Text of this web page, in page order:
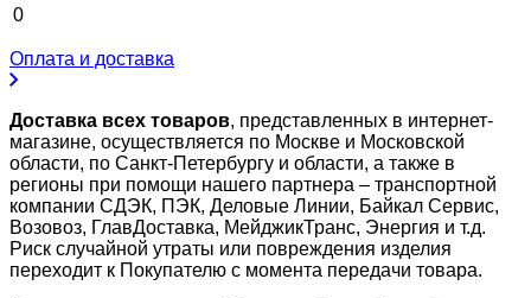
0
Оплата и доставка
Доставка всех товаров, представленных в интернет-
магазине, осуществляется по Москве и Московской
области, по Санкт-Петербургу и области, а также в
регионы при помощи нашего партнера – транспортной
компании СДЭК, ПЭК, Деловые Линии, Байкал Сервис,
Возовоз, ГлавДоставка, МейджикТранс, Энергия и т.д.
Риск случайной утраты или повреждения изделия
переходит к Покупателю с момента передачи товара.